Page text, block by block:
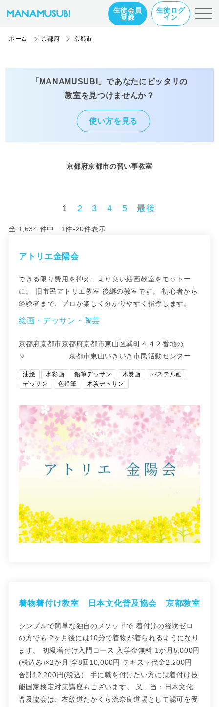
生徒会員
登録
生徒ログ
イン
ホーム 京都府 京都市
「MANAMUSUBI」であなたにピッタリの
教室を見つけませんか？
使い方を見る
京都府京都市の習い事教室
1 2 3 4 5 最後
全 1,634 件中 1件-20件表示
アトリエ金陽会
できる限り費用を抑え、より良い絵画教室をモットー
に。 旧市民アトリエ教室 後継の教室です。 初心者から
経験者まで、プロが楽しく分かりやすく指導します。
絵画・デッサン・陶芸
京都府京都市京都府京都市東山区巽町４４２番地の
９ 京都市東山いきいき市民活動センター
油絵 水彩画 鉛筆デッサン 木炭画
パステル画
デッサン
色鉛筆 木炭デッサン
着物着付け教室 日本文化普及協会 京都教室
シンプルで簡単な独自のメソッドで 着付けの経験ゼロ
の方でも 2ヶ月後には10分で着物が着られるようになり
ます。 初級着付け入門コース 入学金無料 1か月5,000円
(税込み)×2か月 全8回10,000円 テキスト代金2.200円
合計12,200円(税込） 手に職を付けたい方には着付け技
能国家検定対策講座もございます。 又、当・日本文化
普及協会は、衣紋道たかくら流奈良道場として認可を受